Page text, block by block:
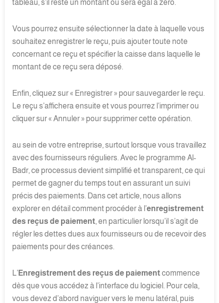
tableau, s’il reste un montant ou sera égal à zéro.
Vous pourrez ensuite sélectionner la date à laquelle vous
souhaitez enregistrer le reçu, puis ajouter toute note
concernant ce reçu et spécifier la caisse dans laquelle le
montant de ce reçu sera déposé.
Enfin, cliquez sur « Enregistrer » pour sauvegarder le reçu.
Le reçu s’affichera ensuite et vous pourrez l’imprimer ou
cliquer sur « Annuler » pour supprimer cette opération.
au sein de votre entreprise, surtout lorsque vous travaillez
avec des fournisseurs réguliers. Avec le programme Al-
Badr, ce processus devient simplifié et transparent, ce qui
permet de gagner du temps tout en assurant un suivi
précis des paiements. Dans cet article, nous allons
explorer en détail comment procéder à l’enregistrement
des reçus de paiement, en particulier lorsqu’il s’agit de
régler les dettes dues aux fournisseurs ou de recevoir des
paiements pour des créances.
L’Enregistrement des reçus de paiementcommence
dès que vous accédez à l’interface du logiciel. Pour cela,
vous devez d’abord naviguer vers le menu latéral, puis